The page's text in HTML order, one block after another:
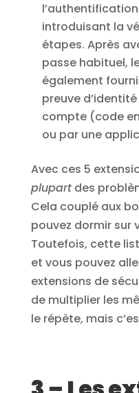
introduisant la
étapes. Après
passe habituel,
également
preuve
compte (code
ou par une
Avec ces 5
plupartdes
Cela couplé aux
pouvez dormir sur
Toutefois, cette
et vous pouvez
extensions de
de multiplier les
le répète, mais